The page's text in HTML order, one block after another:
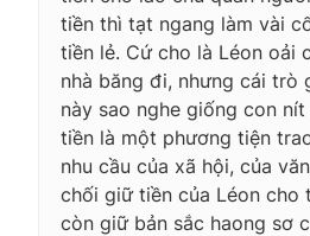
tiền thì tạt ngang làm vài
tiền lẻ. Cứ cho là Léon oải
nhà băng đi, nhưng cái trò
này sao nghe giống con
tiền là một phương tiện
nhu cầu của xã hội, của
chối giữ tiền của Léon cho
còn giữ bản sắc haong